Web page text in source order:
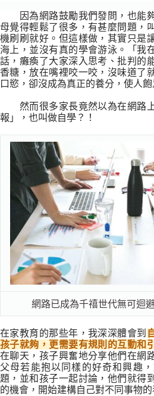
因為網路鼓勵我們發問，也能
母覺得輕鬆了很多，有甚麼問題，
機刷刷就好。但這樣做，其實只是
海上，並沒有真的學會游泳。「我
話，癱瘓了大家深入思考、批判的
香糖，放在嘴裡咬一咬，沒味道了
口慾，卻沒成為真正的養分，使人飽
然而很多家長竟然以為在網路
報」，也叫做自學？！
網路已成為千禧世代無可迴
在家教育的那些年，我深深體會到
孩子就夠，更需要有規則的互動和
在聊天，孩子興奮地分享他們在網
父母若能抱以同樣的好奇和興趣
題，並和孩子一起討論，他們就得
的機會，開始建構自己對不同事物的